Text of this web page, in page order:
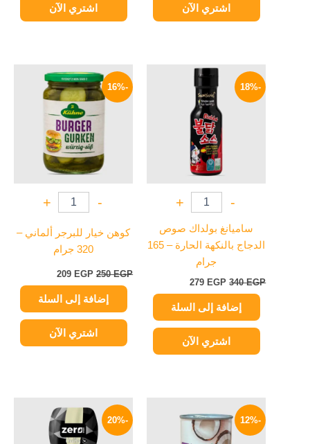
اشتري الآن اشتري الآن
-18%
-
+
ساميانغ بولداك صوص
الدجاج بالنكهة الحارة – 165
جرام
340EGP
السعر
الأصلي
هو:
340 EGP.
279 EGP
إضافة إلى السلة
اشتري الآن
-16%
-
+
كوهن خيار للبرجر ألماني –
320 جرام
250EGP
السعر
الأصلي
هو:
250 EGP.
209 EGP
الحالي
هو:
209 EGP.
إضافة إلى السلة
اشتري الآن
-12%
الأصلي
هو:
135 EGP.
الحالي
-20%
الأصلي
هو:
210 EGP.
الحالي
هو:
169 EGP.